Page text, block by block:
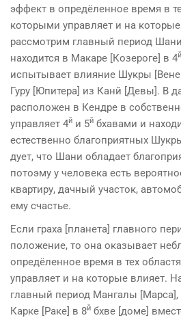
эффект в опредёленное время в
которыми управляет и на
рассмотрим главный период
находится в Макаре [Козероге] в 4й
испытывает влияние Шукры
Гуру [Юпитера] из Канй [Девы]. В
расположен в Кендре в
управляет 4й и 5й бхавами и
естественно благоприятных
дует, что Шани обладает
потоэму у человека есть
квартиру, дачный участок,
ему счастье.
Если граха [планета] главного
положение, то она оказывает
опредёленное время в тех
управляет и на которые влияет.
главный период Мангалы [Мар­са],
Карке [Раке] в 8й бхве [доме]